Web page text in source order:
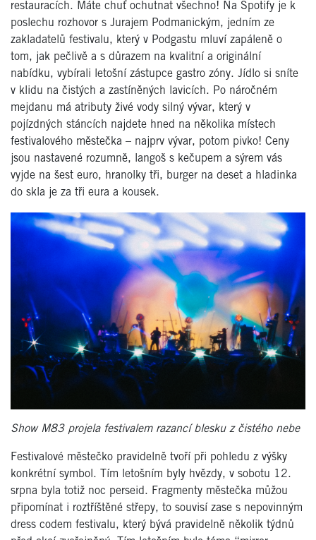
restauracích. Máte chuť ochutnat všechno! Na Spotify je k
poslechu rozhovor s Jurajem Podmanickým, jedním ze
zakladatelů festivalu, který v Podgastu mluví zapáleně o
tom, jak pečlivě a s důrazem na kvalitní a originální
nabídku, vybírali letošní zástupce gastro zóny. Jídlo si sníte
v klidu na čistých a zastíněných lavicích. Po náročném
mejdanu má atributy živé vody silný vývar, který v
pojízdných stáncích najdete hned na několika místech
festivalového městečka – najprv vývar, potom pivko! Ceny
jsou nastavené rozumně, langoš s kečupem a sýrem vás
vyjde na šest euro, hranolky tři, burger na deset a hladinka
do skla je za tři eura a kousek.
Show M83 projela festivalem razancí blesku z čistého nebe
Festivalové městečko pravidelně tvoří při pohledu z výšky
konkrétní symbol. Tím letošním byly hvězdy, v sobotu 12.
srpna byla totiž noc perseid. Fragmenty městečka můžou
připomínat i roztříštěné střepy, to souvisí zase s nepovinným
dress codem festivalu, který bývá pravidelně několik týdnů